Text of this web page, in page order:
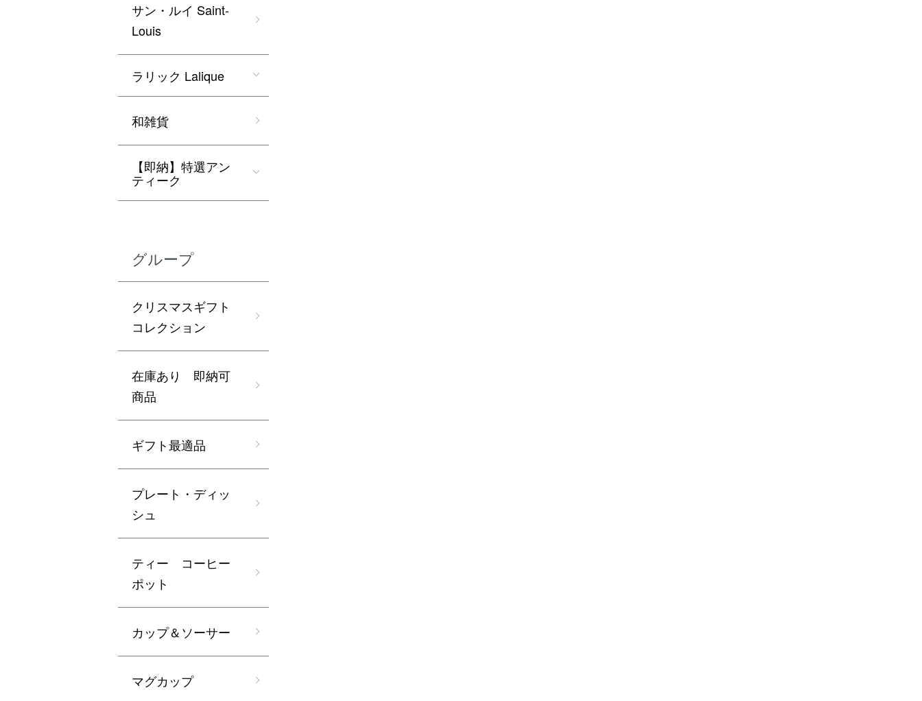
サン・ルイ Saint-
Louis
ラリック Lalique
和雑貨
【即納】特選アン
ティーク
グループ
クリスマスギフト
コレクション
在庫あり 即納可
商品
ギフト最適品
プレート・ディッ
シュ
ティー コーヒー
ポット
カップ＆ソーサー
マグカップ